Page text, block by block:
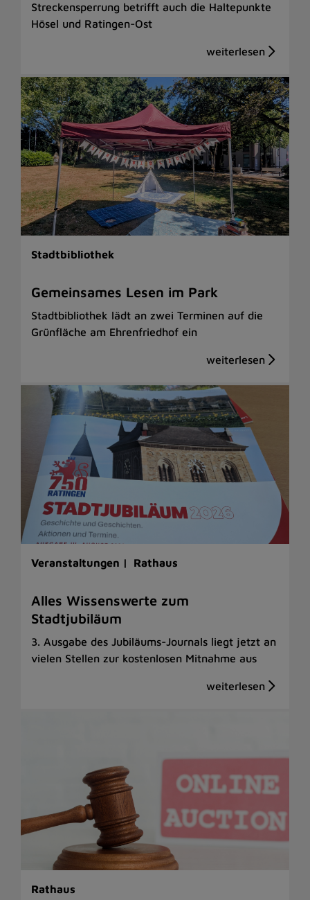
Streckensperrung betrifft auch die Haltepunkte
Hösel und Ratingen-Ost
Stadtbibliothek
Gemeinsames Lesen im Park
Stadtbibliothek lädt an zwei Terminen auf die
Grünfläche am Ehrenfriedhof ein
Veranstaltungen | Rathaus
Alles Wissenswerte zum
Stadtjubiläum
3. Ausgabe des Jubiläums-Journals liegt jetzt an
vielen Stellen zur kostenlosen Mitnahme aus
Rathaus